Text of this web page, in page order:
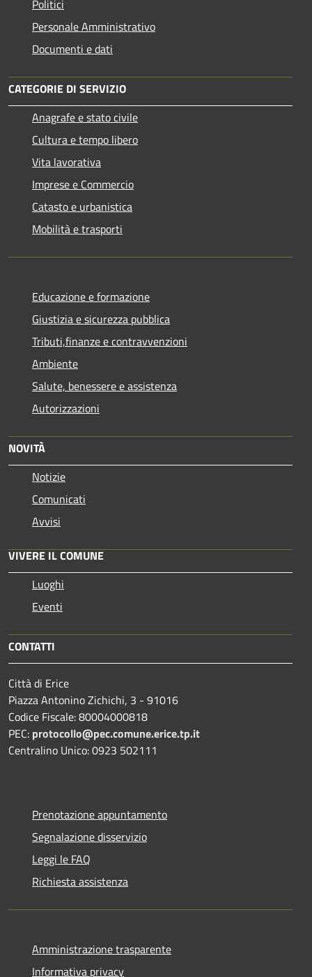
Politici
Personale Amministrativo
Documenti e dati
CATEGORIE DI SERVIZIO
Anagrafe e stato civile
Cultura e tempo libero
Vita lavorativa
Imprese e Commercio
Catasto e urbanistica
Mobilità e trasporti
Educazione e formazione
Giustizia e sicurezza pubblica
Tributi,finanze e contravvenzioni
Ambiente
Salute, benessere e assistenza
Autorizzazioni
NOVITÀ
Notizie
Comunicati
Avvisi
VIVERE IL COMUNE
Luoghi
Eventi
CONTATTI
Città di Erice
Piazza Antonino Zichichi, 3 - 91016
Codice Fiscale: 80004000818
PEC: protocollo@pec.comune.erice.tp.it
Centralino Unico: 0923 502111
Prenotazione appuntamento
Segnalazione disservizio
Leggi le FAQ
Richiesta assistenza
Amministrazione trasparente
Informativa privacy